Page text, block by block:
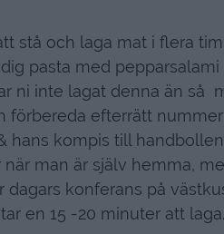
stå och laga mat i flera
pasta med pepparsalami
ni inte lagat denna än så
förbereda efterrätt
hans kompis till
man är själv hemma,
konferans på
en 15 -20 minuter att laga.